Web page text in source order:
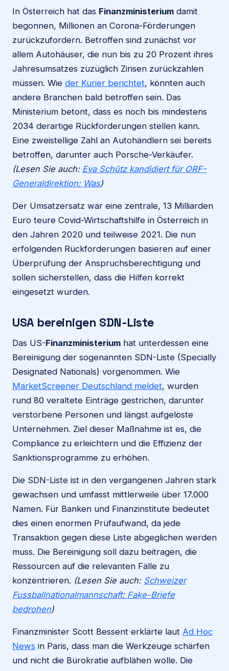
In Österreich hat das Finanzministerium damit
begonnen, Millionen an Corona-Förderungen
zurückzufordern. Betroffen sind zunächst vor
allem Autohäuser, die nun bis zu 20 Prozent ihres
Jahresumsatzes zuzüglich Zinsen zurückzahlen
müssen. Wie der Kurier berichtet, könnten auch
andere Branchen bald betroffen sein. Das
Ministerium betont, dass es noch bis mindestens
2034 derartige Rückforderungen stellen kann.
Eine zweistellige Zahl an Autohändlern sei bereits
betroffen, darunter auch Porsche-Verkäufer.
(Lesen Sie auch: Eva Schütz kandidiert für ORF-
Generaldirektion: Was)
Der Umsatzersatz war eine zentrale, 13 Milliarden
Euro teure Covid-Wirtschaftshilfe in Österreich in
den Jahren 2020 und teilweise 2021. Die nun
erfolgenden Rückforderungen basieren auf einer
Überprüfung der Anspruchsberechtigung und
sollen sicherstellen, dass die Hilfen korrekt
eingesetzt wurden.
USA bereinigen SDN-Liste
Das US-Finanzministerium hat unterdessen eine
Bereinigung der sogenannten SDN-Liste (Specially
Designated Nationals) vorgenommen. Wie
MarketScreener Deutschland meldet, wurden
rund 80 veraltete Einträge gestrichen, darunter
verstorbene Personen und längst aufgelöste
Unternehmen. Ziel dieser Maßnahme ist es, die
Compliance zu erleichtern und die Effizienz der
Sanktionsprogramme zu erhöhen.
Die SDN-Liste ist in den vergangenen Jahren stark
gewachsen und umfasst mittlerweile über 17.000
Namen. Für Banken und Finanzinstitute bedeutet
dies einen enormen Prüfaufwand, da jede
Transaktion gegen diese Liste abgeglichen werden
muss. Die Bereinigung soll dazu beitragen, die
Ressourcen auf die relevanten Fälle zu
konzentrieren. (Lesen Sie auch: Schweizer
Fussballnationalmannschaft: Fake-Briefe
bedrohen)
Finanzminister Scott Bessent erklärte laut Ad Hoc
News in Paris, dass man die Werkzeuge schärfen
und nicht die Bürokratie aufblähen wolle. Die